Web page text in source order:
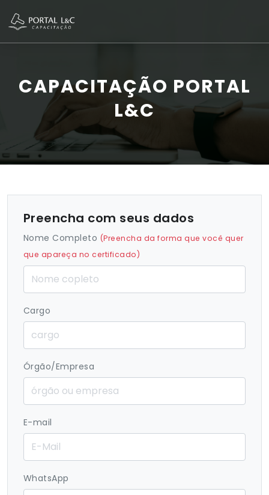
CAPACITAÇÃO PORTAL
L&C
Preencha com seus dados
Nome Completo (Preencha da forma que você quer
que apareça no certificado)
Cargo
Órgão/Empresa
E-mail
WhatsApp